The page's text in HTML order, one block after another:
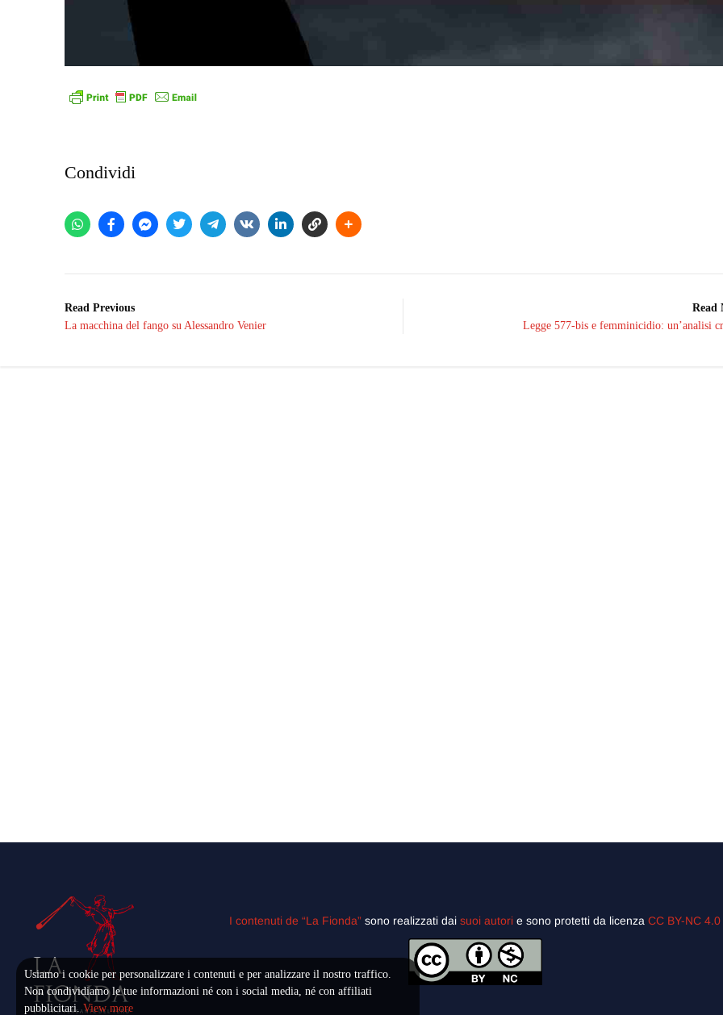
Condividi
Read Previous
La macchina del fango su Alessandro Venier
Read
Legge 577-bis e femminicidio: un’analisi
I contenuti de “La Fionda” sono realizzati daisuoi autorie sono protetti da licenzaCC BY-NC 4.0
Usiamo i cookie per personalizzare i contenuti e per analizzare il nostro traffico.
Non condividiamo le tue informazioni né con i social media, né con affiliati
pubblicitari.View more